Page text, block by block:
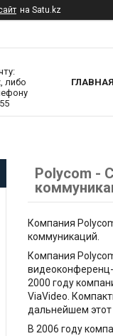
на Satu.kz
либо
ГЛАВНАЯ
Polycom -
Компания
коммуникаций.
Компания
2000 году
ViaVideo.
дальнейшем
В 2006 году